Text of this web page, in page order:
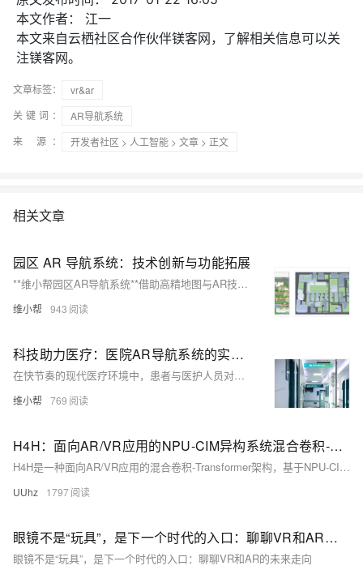
本文作者： 江一
本文来自云栖社区合作伙伴镁客网，了解相关信息可以关
注镁客网。
文章标签：
vr&ar
关键词：
AR导航系统
来 源：
开发者社区 > 人工智能 > 文章 > 正文
相关文章
园区 AR 导航系统：技术创新与功能拓展
**维小帮园区AR导航系统**借助高精地图与AR技术，打破传统二维导航局限，提供三维立体地图和沉浸式导航体验。系统包括AR实景指引、VR全景预览、便捷预约参观和智能停车场导航等功能，大幅提升访客定位与通行效率，推动园区管理智能化。未来，该技术有望在更多领域广泛应用。
维小帮 943
科技助力医疗：医院AR导航系统的实际应用与效益分析
在快节奏的现代医疗环境中，患者与医护人员对高效、便捷的院内导航需求日益增长。随着科技的飞速发展，传统的纸质地图已难以满足复杂多变的医疗空间需求。在此背景下，集成AR（增强现实）技术的院内导航系统应运而生，以其独特的优势和创新功能，正逐步成为智慧医院建设的重要组成部分。
维小帮 769
H4H：面向AR/VR应用的NPU-CIM异构系统混合卷积-Transformer架构搜索——论文阅读
H4H是一种面向AR/VR应用的混合卷积-Transformer架构，基于NPU-CIM异构系统，通过神经架构搜索实现高效模型设计。该架构结合卷积神经网络（CNN）的局部特征提取与视觉Transformer（ViT）的全局信息处理能力，提升模型性能与效率。通过两阶段增量训练策略，缓解混合模型训练中的梯度冲突问题，并利用异构计算资源优化推理延迟与能耗。实验表明，H4H在相同准确率下显著降低延迟和功耗，为AR/VR设备上的边缘AI推理提供了高效解决方案。
UUhz 1797
眼镜不是“玩具”，是下一个时代的入口：聊聊VR和AR的未来走向
眼镜不是“玩具”，是下一个时代的入口：聊聊VR和AR的未来走向